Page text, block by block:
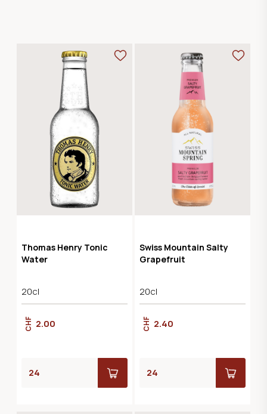
Thomas Henry Tonic
Water
20cl
CHF 2.00
Swiss Mountain Salty
Grapefruit
20cl
CHF 2.40